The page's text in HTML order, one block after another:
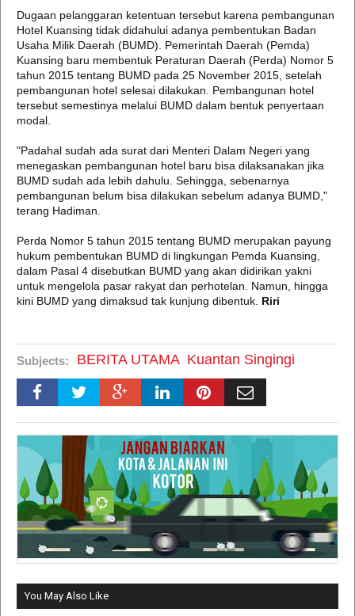
Dugaan pelanggaran ketentuan tersebut karena pembangunan
Hotel Kuansing tidak didahului adanya pembentukan Badan
Usaha Milik Daerah (BUMD). Pemerintah Daerah (Pemda)
Kuansing baru membentuk Peraturan Daerah (Perda) Nomor 5
tahun 2015 tentang BUMD pada 25 November 2015, setelah
pembangunan hotel selesai dilakukan. Pembangunan hotel
tersebut semestinya melalui BUMD dalam bentuk penyertaan
modal.
"Padahal sudah ada surat dari Menteri Dalam Negeri yang
menegaskan pembangunan hotel baru bisa dilaksanakan jika
BUMD sudah ada lebih dahulu. Sehingga, sebenarnya
pembangunan belum bisa dilakukan sebelum adanya BUMD,"
terang Hadiman.
Perda Nomor 5 tahun 2015 tentang BUMD merupakan payung
hukum pembentukan BUMD di lingkungan Pemda Kuansing,
dalam Pasal 4 disebutkan BUMD yang akan didirikan yakni
untuk mengelola pasar rakyat dan perhotelan. Namun, hingga
kini BUMD yang dimaksud tak kunjung dibentuk. Riri
Subjects: BERITA UTAMA Kuantan Singingi
You May Also Like